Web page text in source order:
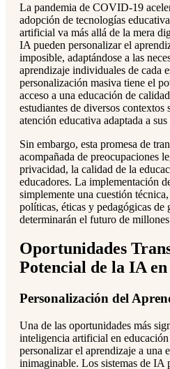
La pandemia de COVID-19
adopción de tecnologías
artificial va más allá de la mera
IA pueden personalizar el
imposible, adaptándose a las
aprendizaje individuales de cada
personalización masiva tiene el
acceso a una educación de
estudiantes de diversos contextos
atención educativa adaptada a
Sin embargo, esta promesa de
acompañada de preocupaciones
privacidad, la calidad de la
educadores. La implementación
simplemente una cuestión
políticas, éticas y pedagógicas de
determinarán el futuro de
Oportunidades
Potencial de la IA
Personalización del
Una de las oportunidades más
inteligencia artificial en educación
personalizar el aprendizaje a una
inimaginable. Los sistemas de IA